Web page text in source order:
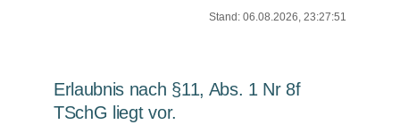
Stand: 06.08.2026, 23:27:51
Erlaubnis nach §11, Abs. 1 Nr 8f
TSchG liegt vor.